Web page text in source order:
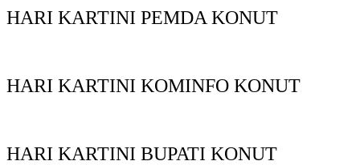
HARI KARTINI PEMDA KONUT
HARI KARTINI KOMINFO KONUT
HARI KARTINI BUPATI KONUT